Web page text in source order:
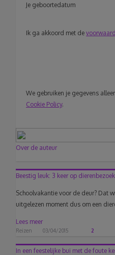
Je geboortedatum
Ik ga akkoord met de
We gebruiken je gegevens
Cookie Policy.
Over de auteur
Beestig leuk: 3 keer op
Schoolvakantie voor de deur? Dat
uitgelezen moment dus om een
Lees meer
Reizen 03/04/2015 2
In een feestelijke bui met de foute